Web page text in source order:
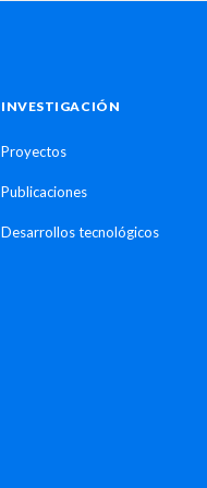
INVESTIGACIÓN
Proyectos
Publicaciones
Desarrollos tecnológicos